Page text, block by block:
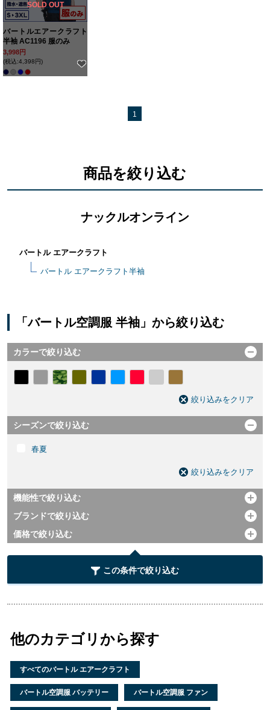
SOLD OUT
バートルエアークラフト
半袖 AC1196 服のみ
3,998円
(税込:4,398円)
1
商品を絞り込む
ナックルオンライン
バートル エアークラフト
バートル エアークラフト半袖
「バートル空調服 半袖」から絞り込む
カラーで絞り込む 開く
絞り込みをクリア
シーズンで絞り込む 開く
春夏
絞り込みをクリア
機能性で絞り込む 開く
ブランドで絞り込む 開く
価格で絞り込む 開く
この条件で絞り込む
他のカテゴリから探す
すべてのバートル エアークラフト
バートル空調服 バッテリー バートル空調服 ファン